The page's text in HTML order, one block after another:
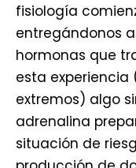
fisiología
entregándonos
hormonas que
esta experiencia
extremos) algo
adrenalina
situación de